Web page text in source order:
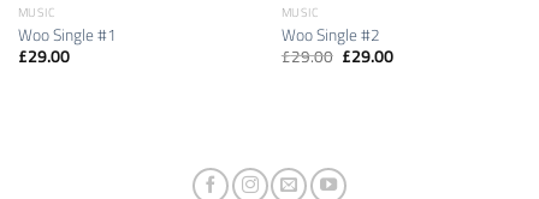
MUSIC
Woo Single #1
£29.00
MUSIC
Woo Single #2
£29.00 Ursprünglicher
Preis
£29.00Aktueller
Preis